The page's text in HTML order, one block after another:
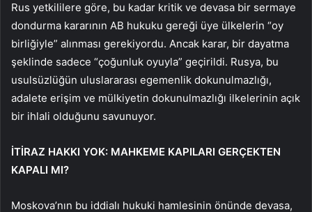
Rus yetkililere göre, bu kadar kritik ve devasa bir sermaye
dondurma kararının AB hukuku gereği üye ülkelerin “oy
birliğiyle” alınması gerekiyordu. Ancak karar, bir dayatma
şeklinde sadece “çoğunluk oyuyla” geçirildi. Rusya, bu
usulsüzlüğün uluslararası egemenlik dokunulmazlığı,
adalete erişim ve mülkiyetin dokunulmazlığı ilkelerinin açık
bir ihlali olduğunu savunuyor.
İTİRAZ HAKKI YOK: MAHKEME KAPILARI GERÇEKTEN
KAPALI MI?
Moskova’nın bu iddialı hukuki hamlesinin önünde devasa,